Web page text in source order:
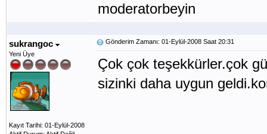
moderatorbeyin
sukrangoc
Yeni Üye
Kayıt Tarihi: 01-Eylül-2008
Gönderim Zamanı: 01-Eylül-2008 Saat 20:31
Çok çok teşekkürler.çok
sizinki daha uygun